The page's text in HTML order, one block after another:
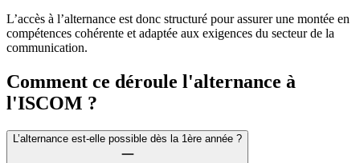
L’accès à l’alternance est donc structuré pour assurer une montée en
compétences cohérente et adaptée aux exigences du secteur de la
communication.
Comment ce déroule l'alternance à
l'ISCOM ?
L’alternance est-elle possible dès la 1ère année ?